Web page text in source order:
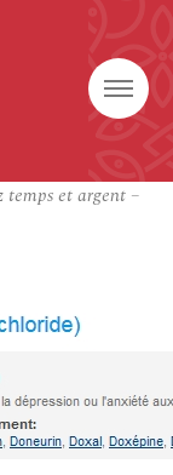
temps et argent –